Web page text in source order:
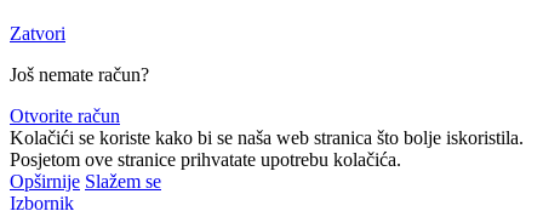
Zatvori
Još nemate račun?
Otvorite račun
Kolačići se koriste kako bi se naša web stranica što bolje iskoristila.
Posjetom ove stranice prihvatate upotrebu kolačića.
Opširnije Slažem se
Izbornik